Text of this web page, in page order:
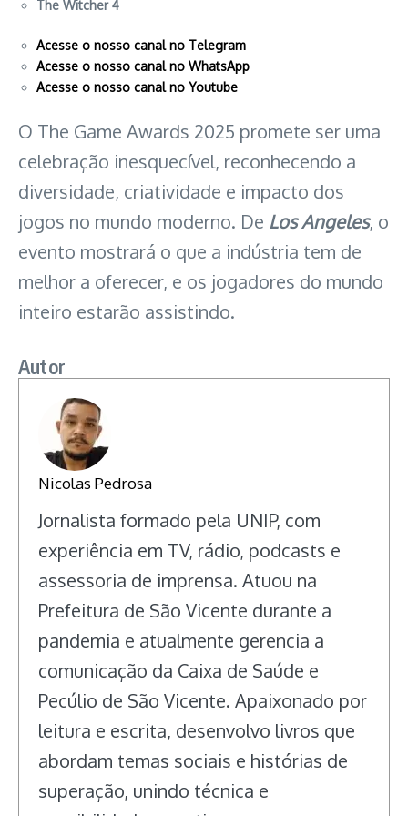
The Witcher 4
Acesse o nosso canal no Telegram
Acesse o nosso canal no WhatsApp
Acesse o nosso canal no Youtube
O The Game Awards 2025 promete ser uma
celebração inesquecível, reconhecendo a
diversidade, criatividade e impacto dos
jogos no mundo moderno. De Los Angeles, o
evento mostrará o que a indústria tem de
melhor a oferecer, e os jogadores do mundo
inteiro estarão assistindo.
Autor
Nicolas Pedrosa
Jornalista formado pela UNIP, com
experiência em TV, rádio, podcasts e
assessoria de imprensa. Atuou na
Prefeitura de São Vicente durante a
pandemia e atualmente gerencia a
comunicação da Caixa de Saúde e
Pecúlio de São Vicente. Apaixonado por
leitura e escrita, desenvolvo livros que
abordam temas sociais e histórias de
superação, unindo técnica e